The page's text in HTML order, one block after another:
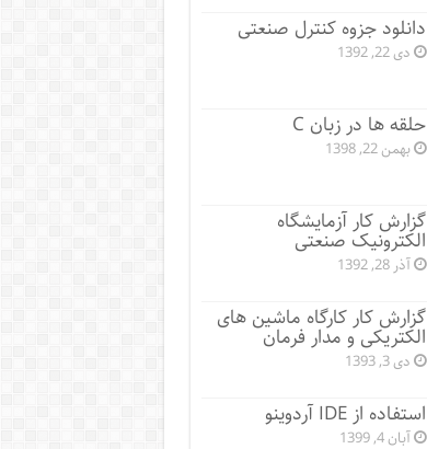
دانلود جزوه کنترل صنعتی
دی 22, 1392
حلقه ها در زبان C
بهمن 22, 1398
گزارش کار آزمایشگاه
الکترونیک صنعتی
آذر 28, 1392
گزارش کار کارگاه ماشین های
الکتریکی و مدار فرمان
دی 3, 1393
استفاده از IDE آردوینو
آبان 4, 1399